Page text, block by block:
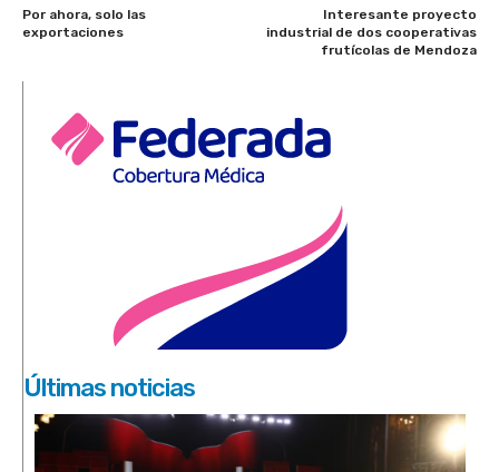
Por ahora, solo las
exportaciones
Interesante proyecto
industrial de dos cooperativas
frutícolas de Mendoza
Últimas noticias